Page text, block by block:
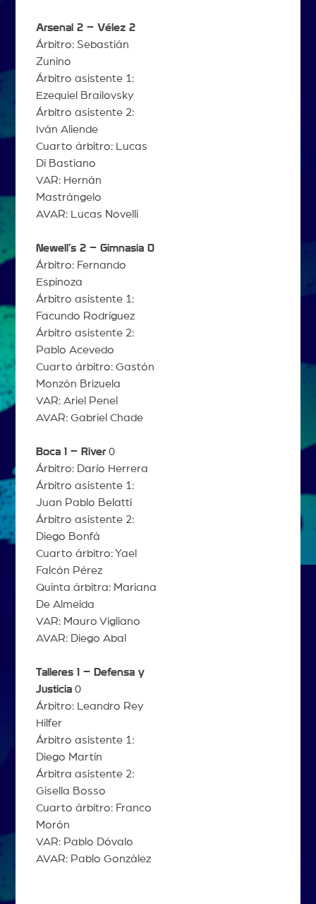
Arsenal 2 – Vélez 2
Árbitro: Sebastián
Zunino
Árbitro asistente 1:
Ezequiel Brailovsky
Árbitro asistente 2:
Iván Aliende
Cuarto árbitro: Lucas
Di Bastiano
VAR: Hernán
Mastrángelo
AVAR: Lucas Novelli
Newell’s 2 – Gimnasia 0
Árbitro: Fernando
Espinoza
Árbitro asistente 1:
Facundo Rodríguez
Árbitro asistente 2:
Pablo Acevedo
Cuarto árbitro: Gastón
Monzón Brizuela
VAR: Ariel Penel
AVAR: Gabriel Chade
Boca 1 – River0
Árbitro: Darío Herrera
Árbitro asistente 1:
Juan Pablo Belatti
Árbitro asistente 2:
Diego Bonfá
Cuarto árbitro: Yael
Falcón Pérez
Quinta árbitra: Mariana
De Almeida
VAR: Mauro Vigliano
AVAR: Diego Abal
Talleres 1 – Defensa y
Justicia0
Árbitro: Leandro Rey
Hilfer
Árbitro asistente 1:
Diego Martín
Árbitra asistente 2:
Gisella Bosso
Cuarto árbitro: Franco
Morón
VAR: Pablo Dóvalo
AVAR: Pablo González